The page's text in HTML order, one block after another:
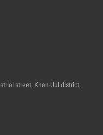
street, Khan-Uul district,